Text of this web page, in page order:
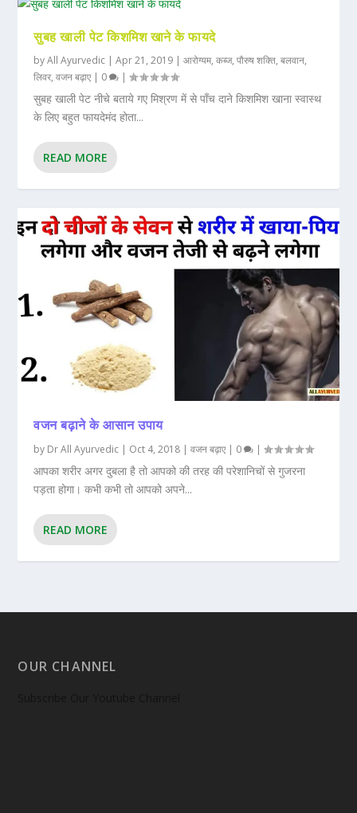
सुबह खाली पेट किशमिश खाने के फायदे
byAll Ayurvedic |Apr 21, 2019 |आरोग्यम,कब्ज,पौरुष शक्ति,बलवान,
लिवर,वजन बढ़ाए | 0 |
सुबह खाली पेट नीचे बताये गए मिश्रण में से पाँच दाने किशमिश खाना स्वास्थ
के लिए बहुत फायदेमंद होता...
READ MORE
वजन बढ़ाने के आसान उपाय
by Dr All Ayurvedic | Oct 4, 2018 |वजन बढ़ाए | 0 |
आपका शरीर अगर दुबला है तो आपको की तरह की परेशानिचों से गुजरना
पड़ता होगा। कभी कभी तो आपको अपने...
READ MORE
OUR CHANNEL